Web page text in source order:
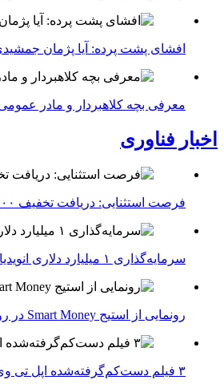
افشای پشت پرده: آیا پژمان
معرفی بچه کلاهبردار و مادر
اخبار فناوری
فرصت استثنایی: دریافت تخفیف ۴۰۰ دلاری بلیط کنفرانس تک‌کرانچ دیسراپت ۲۰۲۶
سرمایه‌گذاری ۱ میلیارد دلاری انویدیا در پروژه هوش مصنوعی ناور
رونمایی از استیج Smart Money در رویداد تک‌کرانچ دیسراپ ۲۰۲۶؛ بررسی آینده فین‌تک، پرداخت‌ ها و هوش مصنوعی
۳ فیلم دست‌کم‌گرفته‌شده اپل تی وی که این آخر هفته باید تماشا کنید